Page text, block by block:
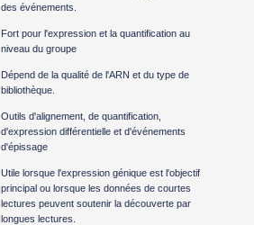
des événements.
Fort pour l'expression et la quantification au
niveau du groupe
Dépend de la qualité de l'ARN et du type de
bibliothèque.
Outils d'alignement, de quantification,
d'expression différentielle et d'événements
d'épissage
Utile lorsque l'expression génique est l'objectif
principal ou lorsque les données de courtes
lectures peuvent soutenir la découverte par
longues lectures.